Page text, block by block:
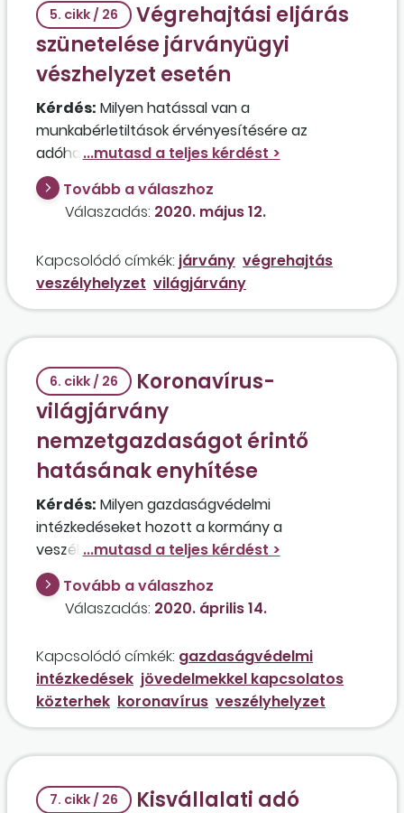
5. cikk / 26
Végrehajtási eljárás
szünetelése járványügyi
vészhelyzet esetén
Kérdés: Milyen hatással van a
munkabérletiltások érvényesítésére az
adóhatóság szünetelésre vonatkozó
intézkedése?
Tovább a válaszhoz
Válaszadás: 2020. május 12.
Kapcsolódó címkék: járvány végrehajtás
veszélyhelyzet világjárvány
6. cikk / 26
Koronavírus-
világjárvány
nemzetgazdaságot érintő
hatásának enyhítése
Kérdés: Milyen gazdaságvédelmi
intézkedéseket hozott a kormány a
veszélyhelyzetre tekintettel annak érdekében,
hogy a kisvállalkozások nehéz helyzetét
segítse?
Tovább a válaszhoz
Válaszadás: 2020. április 14.
Kapcsolódó címkék: gazdaságvédelmi
intézkedések jövedelmekkel kapcsolatos
közterhek koronavírus veszélyhelyzet
7. cikk / 26 Kisvállalati adó